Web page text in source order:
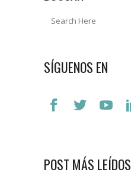
SÍGUENOS EN
POST MÁS LEÍDOS